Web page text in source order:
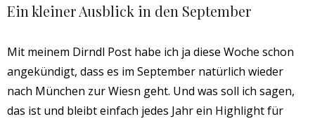
Ein kleiner Ausblick in den September
Mit meinem Dirndl Post habe ich ja diese Woche schon
angekündigt, dass es im September natürlich wieder
nach München zur Wiesn geht. Und was soll ich sagen,
das ist und bleibt einfach jedes Jahr ein Highlight für